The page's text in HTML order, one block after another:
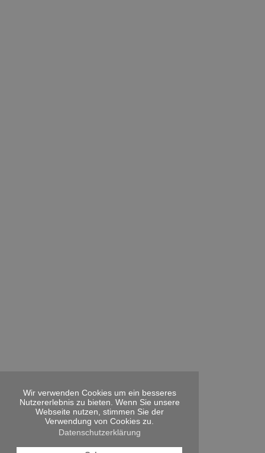
Wir verwenden Cookies um ein besseres
Nutzererlebnis zu bieten. Wenn Sie unsere
Webseite nutzen, stimmen Sie der
Verwendung von Cookies zu.
Datenschutzerklärung